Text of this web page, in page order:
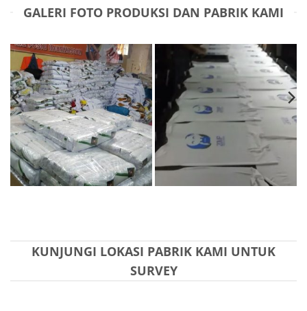
GALERI FOTO PRODUKSI DAN PABRIK KAMI
KUNJUNGI LOKASI PABRIK KAMI UNTUK
SURVEY